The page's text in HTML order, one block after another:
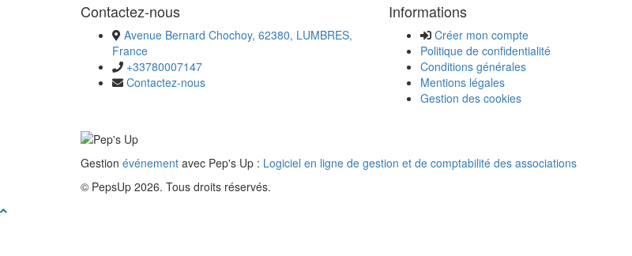
Contactez-nous
Avenue Bernard Chochoy, 62380, LUMBRES,
France
+33780007147
Contactez-nous
Informations
Créer mon compte
Politique de confidentialité
Conditions générales
Mentions légales
Gestion des cookies
Gestion événement avec Pep's Up : Logiciel en ligne de gestion et de comptabilité des associations
© PepsUp 2026. Tous droits réservés.